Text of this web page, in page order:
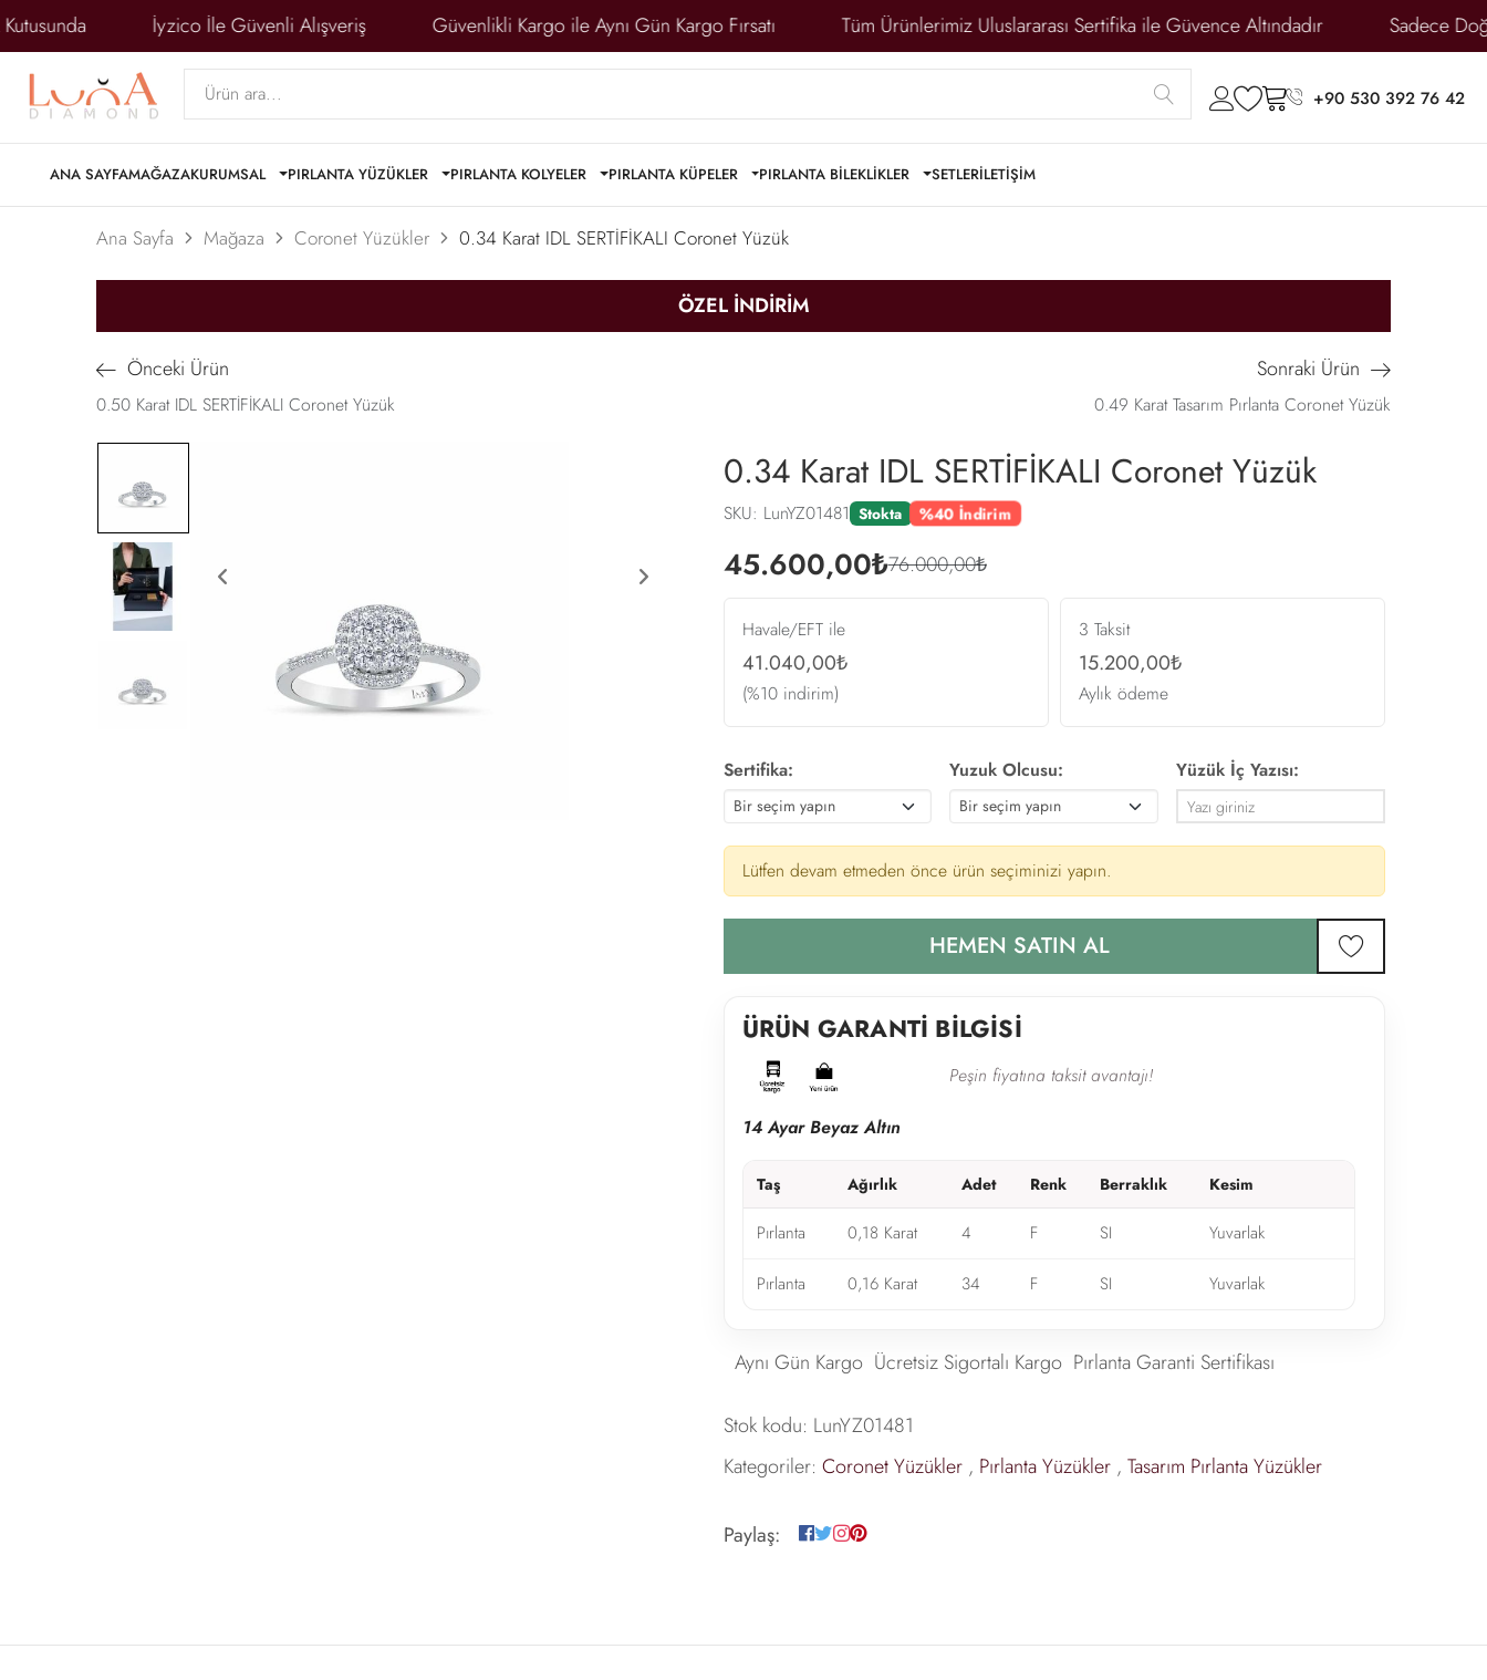
İyzico İle Güvenli Alışveriş Güvenlikli Kargo ile Aynı Gün Kargo Fırsatı Tüm Ürünlerimiz Uluslararası Sertifika ile Güvence Altındadır Sadece
submit account
wishlist
cart+90 530 392 76 42
ANA SAYFAMAĞAZAKURUMSAL PIRLANTA YÜZÜKLER PIRLANTA KOLYELER PIRLANTA KÜPELER PIRLANTA BİLEKLİKLER SETLERİLETİŞİM
Ana Sayfa Mağaza Coronet Yüzükler 0.34 Karat IDL SERTİFİKALI Coronet Yüzük
ÖZEL İNDİRİM
Önceki Ürün
0.50 Karat IDL SERTİFİKALI Coronet Yüzük
Sonraki Ürün
0.49 Karat Tasarım Pırlanta Coronet Yüzük
Previous Next
0.34 Karat IDL SERTİFİKALI Coronet Yüzük
SKU: LunYZ01481 Stokta %40 İndirim
45.600,00₺76.000,00₺
Havale/EFT ile
41.040,00₺
(%10 indirim)
3 Taksit
15.200,00₺
Aylık ödeme
Sertifika: Yuzuk Olcusu: Yüzük İç Yazısı:
Lütfen devam etmeden önce ürün seçiminizi yapın.
HEMEN SATIN AL
favorilere ekle
ÜRÜN GARANTİ BİLGİSİ
Peşin fiyatına taksit avantajı!
14 Ayar Beyaz Altın
Taş Ağırlık Adet Renk Berraklık Kesim
Pırlanta 0,18 Karat 4 F SI Yuvarlak
Pırlanta 0,16 Karat 34 F SI Yuvarlak
Aynı Gün Kargo Ücretsiz Sigortalı Kargo Pırlanta Garanti Sertifikası
Stok kodu: LunYZ01481
Kategoriler: Coronet Yüzükler , Pırlanta Yüzükler , Tasarım Pırlanta Yüzükler
Paylaş: